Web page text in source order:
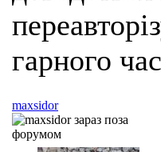
гарного
maxsidor